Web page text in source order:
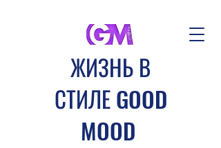
​ЖИЗНЬ В
СТИЛЕ GOOD
MOOD